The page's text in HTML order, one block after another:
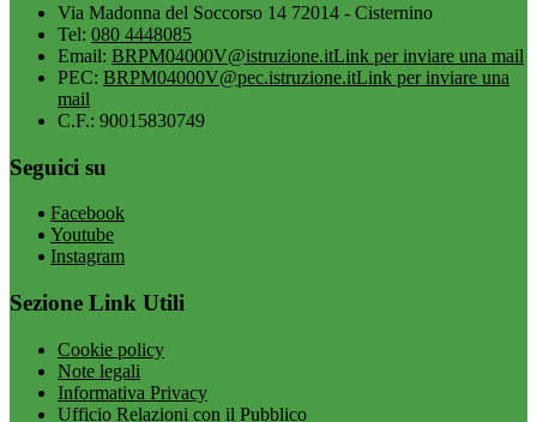
Via Madonna del Soccorso 14 72014 - Cisternino
Tel: 080 4448085
Email: BRPM04000V@istruzione.itLink per inviare una mail
PEC: BRPM04000V@pec.istruzione.itLink per inviare una
mail
C.F.: 90015830749
Seguici su
Facebook
Youtube
Instagram
Sezione Link Utili
Cookie policy
Note legali
Informativa Privacy
Ufficio Relazioni con il Pubblico